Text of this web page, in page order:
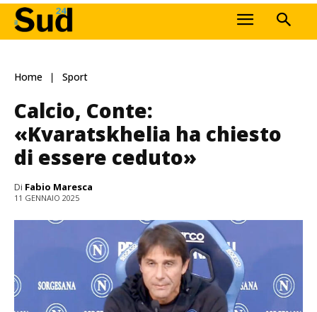
Home Sport
Calcio, Conte:
«Kvaratskhelia ha chiesto
di essere ceduto»
Di Fabio Maresca
11 GENNAIO 2025